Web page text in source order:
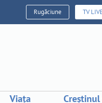
Rugăciune TV LIVE
Viața
Creștinul